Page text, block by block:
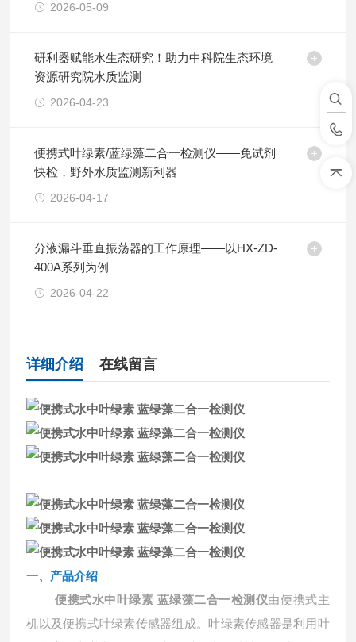
2026-05-09
研利器赋能水生态研究！助力中科院生态环境
资源研究院水质监测
2026-04-23
便携式叶绿素/蓝绿藻二合一检测仪——免试剂
快检，野外水质监测新利器
2026-04-17
分液漏斗垂直振荡器的工作原理——以HX-ZD-
400A系列为例
2026-04-22
详细介绍 在线留言
一、产品介绍
便携式水中叶绿素 蓝绿藻二合一检测仪由便携式主
机以及便携式叶绿素传感器组成。叶绿素传感器是利用叶